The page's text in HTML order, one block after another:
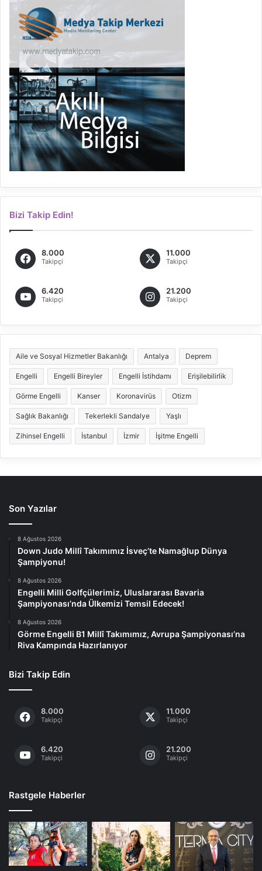
Bizi Takip Edin!
8.000
Takipçi
11.000
Takipçi
6.420
Takipçi
21.200
Takipçi
Aile ve Sosyal Hizmetler Bakanlığı Antalya Deprem
Engelli Engelli Bireyler Engelli İstihdamı Erişilebilirlik
Görme Engelli Kanser Koronavirüs Otizm
Sağlık Bakanlığı Tekerlekli Sandalye Yaşlı
Zihinsel Engelli İstanbul İzmir İşitme Engelli
Son Yazılar
8 Ağustos 2026
Down Judo Millî Takımımız İsveç’te Namağlup Dünya
Şampiyonu!
8 Ağustos 2026
Engelli Milli Golfçülerimiz, Uluslararası Bavaria
Şampiyonası’nda Ülkemizi Temsil Edecek!
8 Ağustos 2026
Görme Engelli B1 Millî Takımımız, Avrupa Şampiyonası’na
Riva Kampında Hazırlanıyor
Bizi Takip Edin
8.000
Takipçi
11.000
Takipçi
6.420
Takipçi
21.200
Takipçi
Rastgele Haberler